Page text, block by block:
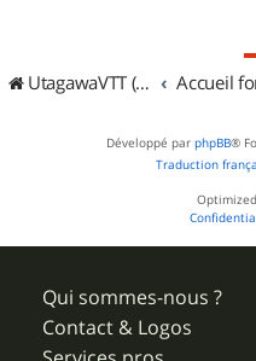
UtagawaVTT (Randos VTT et VTTAE avec traces GPS) Accueil
Développé par phpBB®
Traduction
Qui sommes-nous ?
Contact & Logos